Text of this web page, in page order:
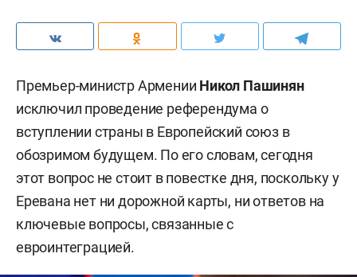
Премьер-министр Армении Никол Пашинян
исключил проведение референдума о
вступлении страны в Европейский союз в
обозримом будущем. По его словам, сегодня
этот вопрос не стоит в повестке дня, поскольку у
Еревана нет ни дорожной карты, ни ответов на
ключевые вопросы, связанные с
евроинтеграцией.